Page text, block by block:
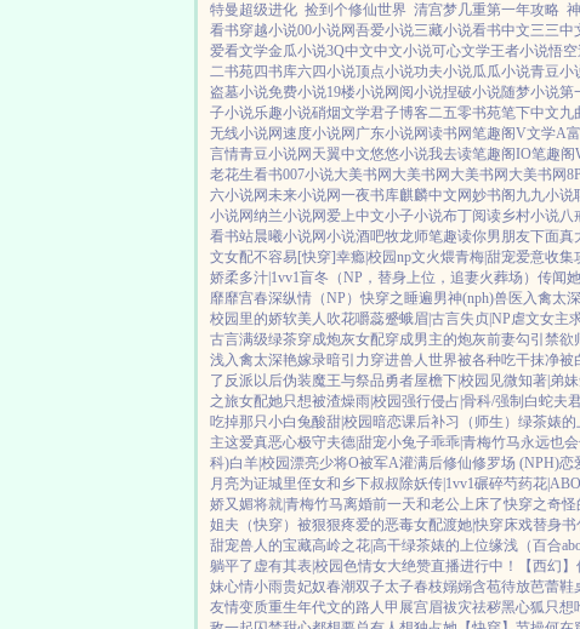
特曼超级进化 捡到个修仙世界 清宫梦几重第一年攻略
看书穿越小说00小说网吾爱小说三藏小说看书中文三三中
爱看文学金瓜小说3Q中文中文小说可心文学王者小说悟空
二书苑四书库六四小说顶点小说功夫小说瓜瓜小说青豆小
盗墓小说免费小说19楼小说网阅小说捏破小说随梦小说第
子小说乐趣小说硝烟文学君子博客二五零书苑笔下中文九
无线小说网速度小说网 广东小说网读书网笔趣阁V文学A
言情青豆小说网 天翼中文悠悠小说我去读笔趣阁IO笔趣阁
老花生看书007小说大美书网 大美书网 大美书网 大美书网
六小说网未来小说网一夜书库麒麟中文网妙书阁 九九小说
小说网纳兰小说网爱上中文小子小说布丁阅读乡村小说八
看书站晨曦小说网小说酒吧牧龙师笔趣读你男朋友下面真
文女配不容易[快穿]幸瘾|校园np文火煨青梅|甜宠爱意收集
娇柔多汁|1vv1盲冬（NP，替身上位，追妻火葬场） 传闻
靡靡宫春深纵情（NP）快穿之睡遍男神(nph)兽医 入禽太深
校园里的娇软美人 吹花嚼蕊蹙蛾眉|古言失贞|NP虐文女主
古言满级绿茶穿成炮灰女配穿成男主的炮灰前妻勾引禁欲
浅入禽太深艳嫁录暗引力穿进兽人世界被各种吃干抹净被
了反派以后伪装魔王与祭品勇者屋檐下|校园 见微知著|弟妹
之旅女配她只想被渣燥雨|校园强行侵占|骨科/强制 白蛇夫
吃掉那只小白兔酸甜|校园暗恋课后补习（师生） 绿茶婊的
主这爱真恶心极守夫德|甜宠小兔子乖乖|青梅竹马永远也
科)白羊|校园漂亮少将O被军A灌满后修仙修罗场 (NPH)恋
月亮为证城里侄女和乡下叔叔除妖传|1vv1碾碎芍药花
娇又媚将就|青梅竹马离婚前一天和老公上床了快穿之奇怪
姐夫 （快穿）被狠狠疼爱的恶毒女配渡她|快穿床戏替身书
甜宠兽人的宝藏高岭之花|高干绿茶婊的上位缘浅（百合
躺平了 虚有其表|校园色情女大绝赞直播进行中！ 【西幻
妹心情小雨贵妃奴春潮双子太子春枝嫋嫋含苞待放芭蕾鞋
友情变质重生年代文的路人甲 展宫眉袚灾祛秽黑心狐只想